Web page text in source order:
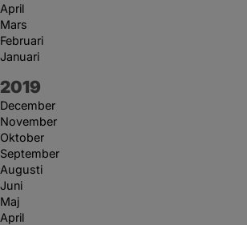
April
Mars
Februari
Januari
År:
2019
December
November
Oktober
September
Augusti
Juni
Maj
April